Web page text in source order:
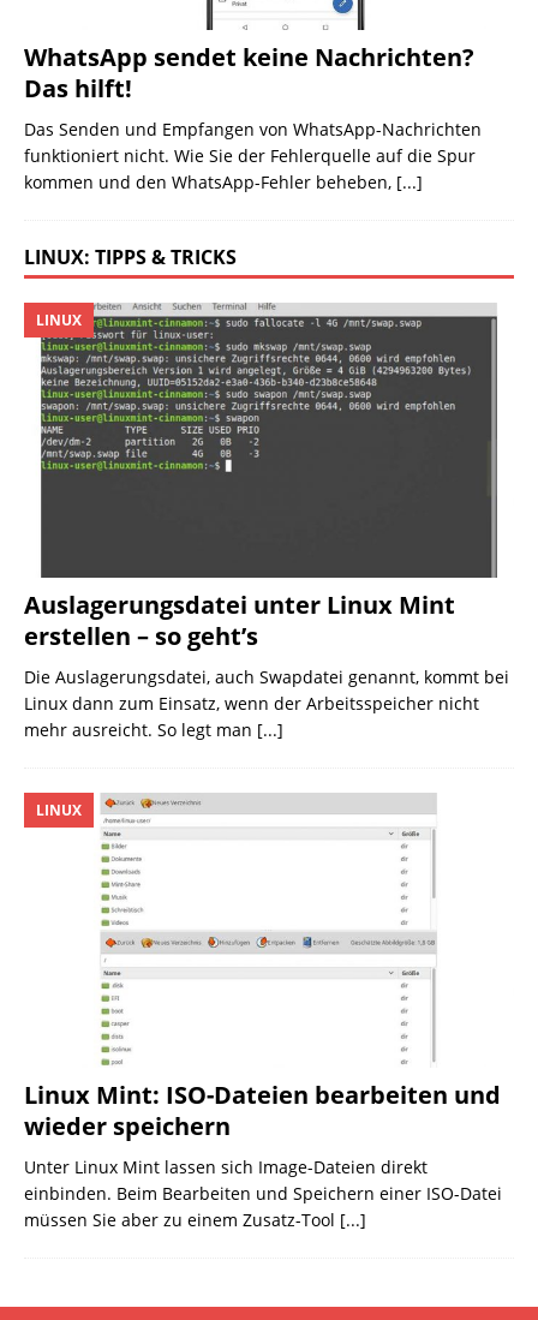
WhatsApp sendet keine Nachrichten?
Das hilft!
Das Senden und Empfangen von WhatsApp-Nachrichten
funktioniert nicht. Wie Sie der Fehlerquelle auf die Spur
kommen und den WhatsApp-Fehler beheben, [...]
LINUX: TIPPS & TRICKS
Auslagerungsdatei unter Linux Mint
erstellen – so geht’s
LINUX
Die Auslagerungsdatei, auch Swapdatei genannt, kommt bei
Linux dann zum Einsatz, wenn der Arbeitsspeicher nicht
mehr ausreicht. So legt man [...]
Linux Mint: ISO-Dateien bearbeiten und
wieder speichern
LINUX
Unter Linux Mint lassen sich Image-Dateien direkt
einbinden. Beim Bearbeiten und Speichern einer ISO-Datei
müssen Sie aber zu einem Zusatz-Tool [...]